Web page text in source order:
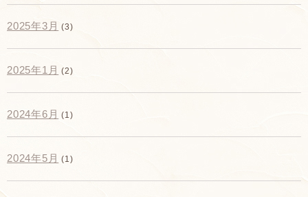
2025年3月 (3)
2025年1月 (2)
2024年6月 (1)
2024年5月 (1)